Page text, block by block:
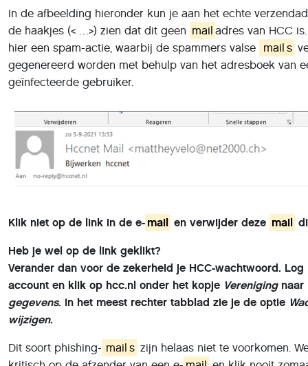
In de afbeelding hieronder kun je aan het echte
de haakjes (< …>) zien dat dit geen mail adres van HCC
hier een spam-actie, waarbij de spammers valse
mail s
gegenereerd worden met behulp van het adresboek van
geïnfecteerde gebruiker.
Klik niet op de link in de e- mail en verwijder deze mail
Heb je wel op de link geklikt?
Verander dan voor de zekerheid je HCC-wachtwoord. Log
account en klik op hcc.nl onder het kopje Verenigingnaar
gegevens. In het meest rechter tabblad zie je de optie
wijzigen.
Dit soort phishing- mail s zijn helaas niet te voorkomen.